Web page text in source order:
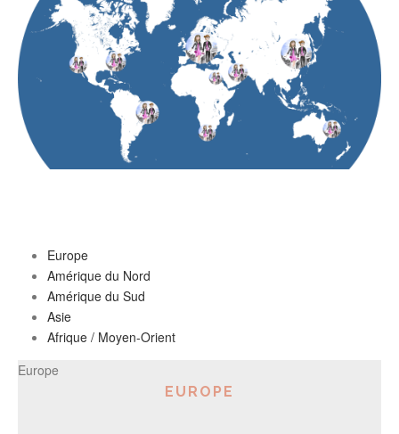
Europe
Amérique du Nord
Amérique du Sud
Asie
Afrique / Moyen-Orient
Europe
EUROPE